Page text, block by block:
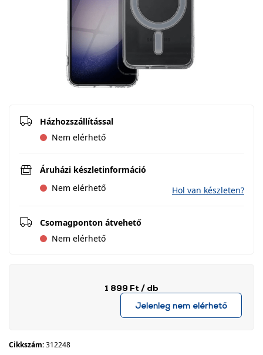
Házhozszállítással
Nem elérhető
Áruházi készletinformáció
Nem elérhető
Hol van készleten?
Csomagponton átvehető
Nem elérhető
1 899 Ft / db
Jelenleg nem elérhető
Cikkszám:312248